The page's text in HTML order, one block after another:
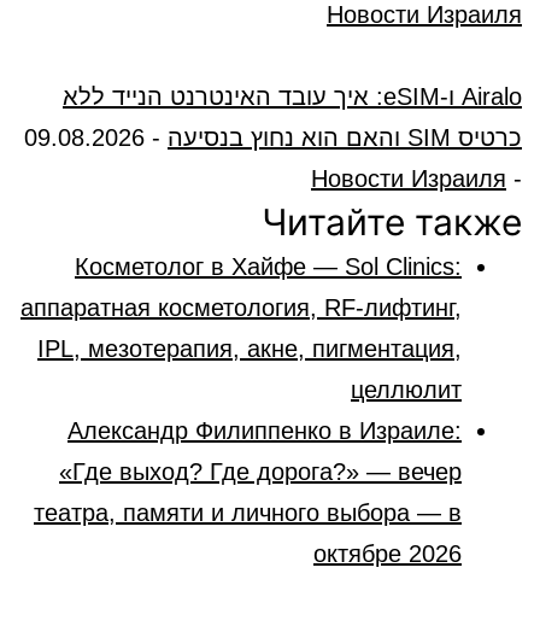
Новости Израиля
Airalo ו-eSIM: איך עובד האינטרנט הנייד ללא
כרטיס SIM והאם הוא נחוץ בנסיעה
-
09.08.2026
-
Новости Израиля
Читайте также
Косметолог в Хайфе — Sol Clinics:
аппаратная косметология, RF-лифтинг,
IPL, мезотерапия, акне, пигментация,
целлюлит
Александр Филиппенко в Израиле:
«Где выход? Где дорога?» — вечер
театра, памяти и личного выбора — в
октябре 2026